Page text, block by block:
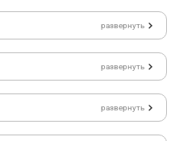
развернуть
развернуть
развернуть